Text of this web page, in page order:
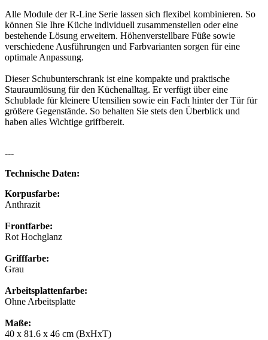
Alle Module der R-Line Serie lassen sich flexibel kombinieren. So
können Sie Ihre Küche individuell zusammenstellen oder eine
bestehende Lösung erweitern. Höhenverstellbare Füße sowie
verschiedene Ausführungen und Farbvarianten sorgen für eine
optimale Anpassung.
Dieser Schubunterschrank ist eine kompakte und praktische
Stauraumlösung für den Küchenalltag. Er verfügt über eine
Schublade für kleinere Utensilien sowie ein Fach hinter der Tür für
größere Gegenstände. So behalten Sie stets den Überblick und
haben alles Wichtige griffbereit.
---
Technische Daten:
Korpusfarbe:
Anthrazit
Frontfarbe:
Rot Hochglanz
Grifffarbe:
Grau
Arbeitsplattenfarbe:
Ohne Arbeitsplatte
Maße:
40 x 81.6 x 46 cm (BxHxT)